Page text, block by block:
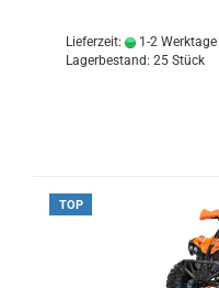
Lieferzeit: 1-2 Werktage
Lagerbestand: 25 Stück
TOP